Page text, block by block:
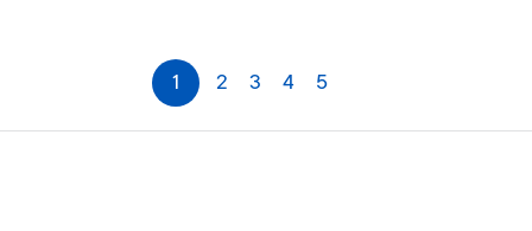
1 2 3 4 5